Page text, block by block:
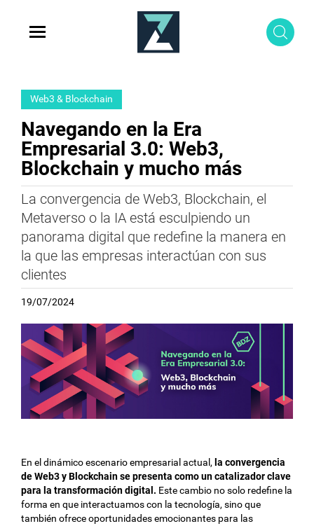
Web3 & Blockchain
Navegando en la Era
Empresarial 3.0: Web3,
Blockchain y mucho más
La convergencia de Web3, Blockchain, el
Metaverso o la IA está esculpiendo un
panorama digital que redefine la manera en
la que las empresas interactúan con sus
clientes
19/07/2024
En el dinámico escenario empresarial actual,la convergencia
de Web3 y Blockchain se presenta como un catalizador clave
para la transformación digital. Este cambio no solo redefine la
forma en que interactuamos con la tecnología, sino que
también ofrece oportunidades emocionantes para las